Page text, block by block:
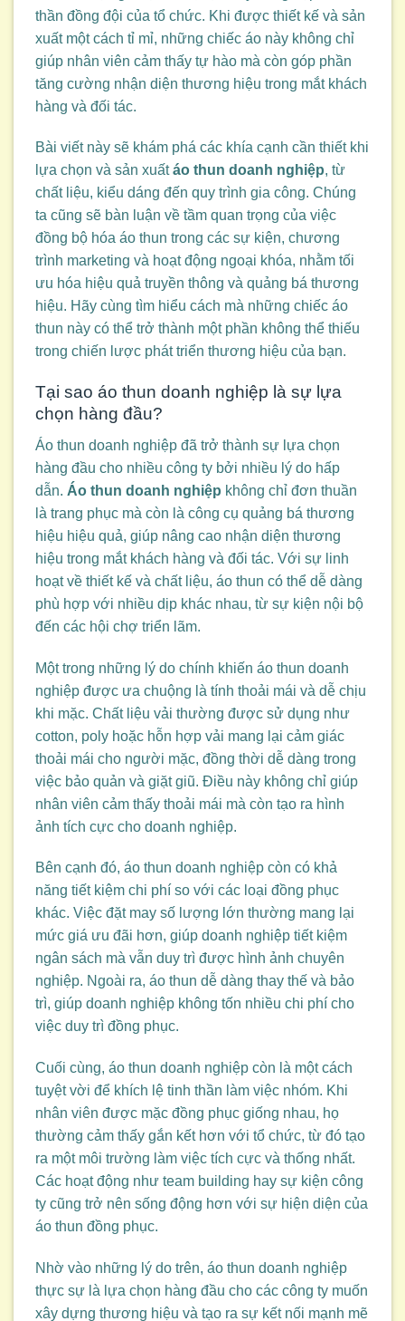
thần đồng đội của tổ chức. Khi được thiết kế và sản
xuất một cách tỉ mỉ, những chiếc áo này không chỉ
giúp nhân viên cảm thấy tự hào mà còn góp phần
tăng cường nhận diện thương hiệu trong mắt khách
hàng và đối tác.
Bài viết này sẽ khám phá các khía cạnh cần thiết khi
lựa chọn và sản xuấtáo thun doanh nghiệp, từ
chất liệu, kiểu dáng đến quy trình gia công. Chúng
ta cũng sẽ bàn luận về tầm quan trọng của việc
đồng bộ hóa áo thun trong các sự kiện, chương
trình marketing và hoạt động ngoại khóa, nhằm tối
ưu hóa hiệu quả truyền thông và quảng bá thương
hiệu. Hãy cùng tìm hiểu cách mà những chiếc áo
thun này có thể trở thành một phần không thể thiếu
trong chiến lược phát triển thương hiệu của bạn.
Tại sao áo thun doanh nghiệp là sự lựa
chọn hàng đầu?
Áo thun doanh nghiệp đã trở thành sự lựa chọn
hàng đầu cho nhiều công ty bởi nhiều lý do hấp
dẫn. Áo thun doanh nghiệp không chỉ đơn thuần
là trang phục mà còn là công cụ quảng bá thương
hiệu hiệu quả, giúp nâng cao nhận diện thương
hiệu trong mắt khách hàng và đối tác. Với sự linh
hoạt về thiết kế và chất liệu, áo thun có thể dễ dàng
phù hợp với nhiều dịp khác nhau, từ sự kiện nội bộ
đến các hội chợ triển lãm.
Một trong những lý do chính khiến áo thun doanh
nghiệp được ưa chuộng là tính thoải mái và dễ chịu
khi mặc. Chất liệu vải thường được sử dụng như
cotton, poly hoặc hỗn hợp vải mang lại cảm giác
thoải mái cho người mặc, đồng thời dễ dàng trong
việc bảo quản và giặt giũ. Điều này không chỉ giúp
nhân viên cảm thấy thoải mái mà còn tạo ra hình
ảnh tích cực cho doanh nghiệp.
Bên cạnh đó, áo thun doanh nghiệp còn có khả
năng tiết kiệm chi phí so với các loại đồng phục
khác. Việc đặt may số lượng lớn thường mang lại
mức giá ưu đãi hơn, giúp doanh nghiệp tiết kiệm
ngân sách mà vẫn duy trì được hình ảnh chuyên
nghiệp. Ngoài ra, áo thun dễ dàng thay thế và bảo
trì, giúp doanh nghiệp không tốn nhiều chi phí cho
việc duy trì đồng phục.
Cuối cùng, áo thun doanh nghiệp còn là một cách
tuyệt vời để khích lệ tinh thần làm việc nhóm. Khi
nhân viên được mặc đồng phục giống nhau, họ
thường cảm thấy gắn kết hơn với tổ chức, từ đó tạo
ra một môi trường làm việc tích cực và thống nhất.
Các hoạt động như team building hay sự kiện công
ty cũng trở nên sống động hơn với sự hiện diện của
áo thun đồng phục.
Nhờ vào những lý do trên, áo thun doanh nghiệp
thực sự là lựa chọn hàng đầu cho các công ty muốn
xây dựng thương hiệu và tạo ra sự kết nối mạnh mẽ